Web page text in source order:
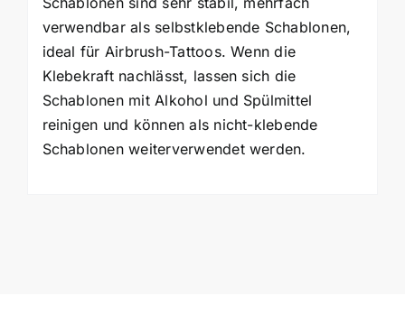
verwendbar als selbstklebende Schablonen,
ideal für Airbrush-Tattoos. Wenn die
Klebekraft nachlässt, lassen sich die
Schablonen mit Alkohol und Spülmittel
reinigen und können als nicht-klebende
Schablonen weiterverwendet werden.